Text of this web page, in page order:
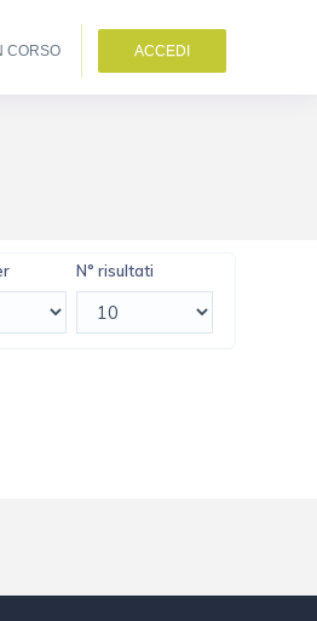
CORSO ACCEDI
N° risultati